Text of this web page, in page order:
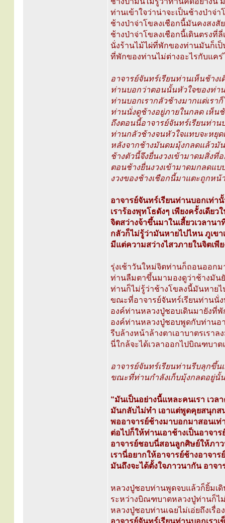
ท่านเข้าใจว่าน่าจะเป็นช้างป่าจ่า
ช้างป่าจ่าโขลงเชือกนี้มันคงสง
ช้างป่าจ่าโขลงเชือกนี้เดินตรงที่
นั่งร้านไม้ไผ่ที่พักของท่านมันก็เ
ที่พักของท่านไม่ต่างอะไรกับแคร่
อาจารย์จันทร์เรียนท่านเห็นช้าง
ท่านบอกว่าตอนนั้นหัวใจของท่า
ท่านบอกเรากลัวช้างมากแต่เรา
ท่านนั่งดูช้างอยู่ภายในกลด เห็น
ถึงตอนนี้อาจารย์จันทร์เรียนท่าน
ท่านกลัวช้างจนหัวใจแทบจะหยุ
หลังจากช้างมันดมมุ้งกลดแล้วมั
ช้างตัวนี้จึงยื่นงวงเข้ามาดมสิ่งที่
ตอนช้างยื่นงวงเข้ามาดมกลดแ
งวงของช้างเชือกนี้มาแตะถูกห
อาจารย์จันทร์เรียนท่านบอกเท่า
เราร้องพุทโธดังๆ เพียงครั้งเดีย
จิตสว่างจ้าขึ้นมาในเสี้ยวเวลาน
กลัวก็ไม่รู้ว่ามันหายไปไหน ภูเข
มีแต่ความสว่างไสวภายในจิตเพี
รุ่งเช้าวันใหม่จิตท่านก็ถอนออกม
ท่านลืมตาขึ้นมามองดูว่าช้างมัน
ท่านก็ไม่รู้ว่าช้างโขลงนี้มันหาย
ขณะที่อาจารย์จันทร์เรียนท่านนั่
องค์ท่านหลวงปู่ชอบเดินมายังที่
องค์ท่านหลวงปู่ชอบพูดกับท่านอ
รีบล้างหน้าล้างตาเอาบาตรเราล
นี่ใกล้จะได้เวลาออกไปบิณฑบาต
อาจารย์จันทร์เรียนท่านรีบลุกขึ้น
ขณะที่ท่านกำลังเก็บมุ้งกลดอยู่นั้
“มันเป็นอย่างนี้แหละคนเรา เว
มันกลับไม่ทำ เอาแต่พูดคุยสนุกส
พออาจารย์ช้างมาบอกมาสอนเท่
ต่อไปก็ให้ท่านเอาช้างเป็นอาจาร
อาจารย์ชอบนี่สอนลูกศิษย์ให้ภาว
เรานี่อยากให้อาจารย์ช้างอาจา
มันถึงจะได้ตั้งใจภาวนากัน อาจ
หลวงปู่ชอบท่านพูดจบแล้วก็ยิ้มเ
ระหว่างบิณฑบาตหลวงปู่ท่านก็ไ
หลวงปู่ชอบท่านเฉยไม่เอ่ยถึงเรื่อ
อาจารย์จันทร์เรียนท่านบอกเรา